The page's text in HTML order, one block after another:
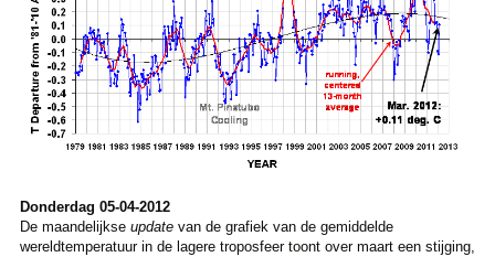
Donderdag 05-04-2012
De maandelijkse updatevan de grafiek van de gemiddelde
wereldtemperatuur in de lagere troposfeer toont over maart een stijging,